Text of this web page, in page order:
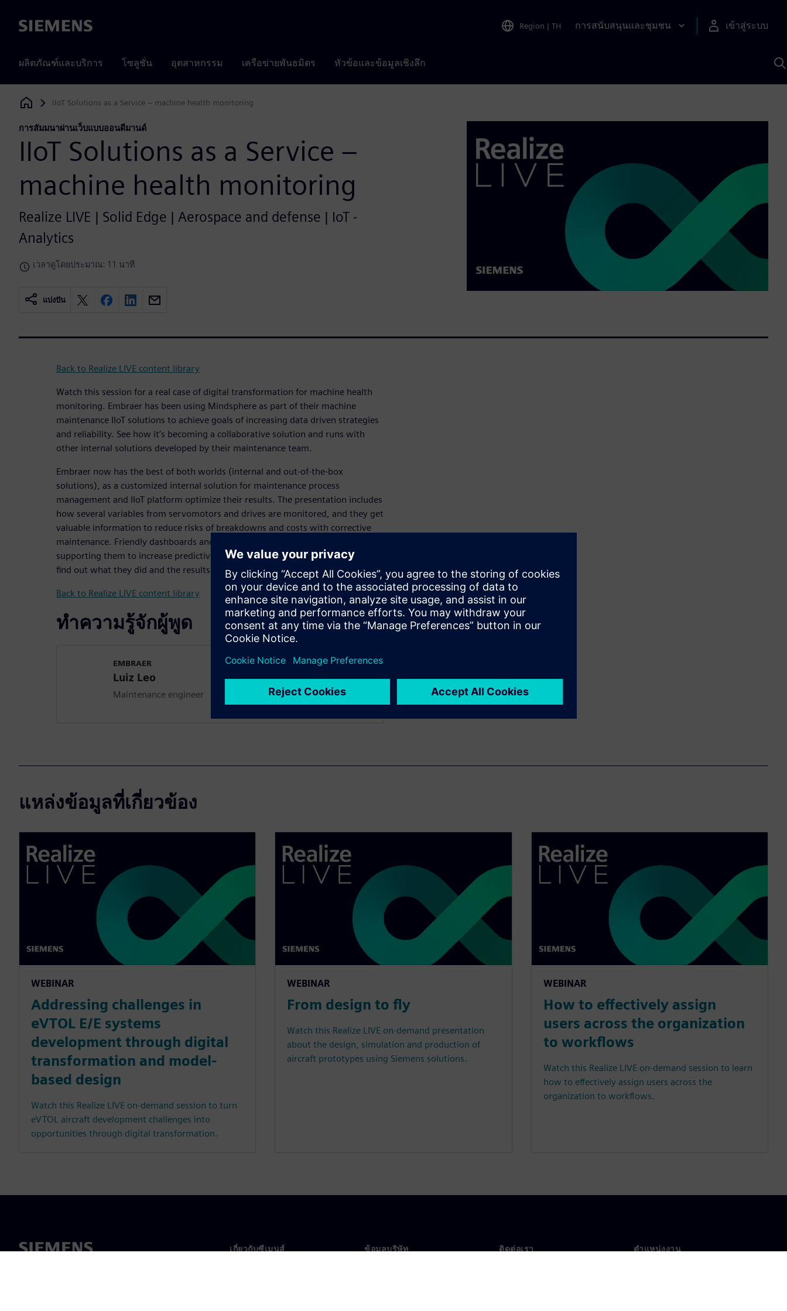
Siemens Region | TH การสนับสนุนและชุมชน เข้าสู่ระบบ
ผลิตภัณฑ์และบริการ โซลูชั่น อุตสาหกรรม เครือข่ายพันธมิตร หัวข้อและข้อมูลเชิงลึก
Siemens Digital Industries Software
IIoT Solutions as a Service – machine health monitoring
การสัมมนาผ่านเว็บแบบออนดีมานด์
IIoT Solutions as a Service –
machine health monitoring
Realize LIVE | Solid Edge | Aerospace and defense | IoT -
Analytics
เวลาดูโดยประมาณ: 11 นาที
แบ่งปัน
Back to Realize LIVE content library
Watch this session for a real case of digital transformation for machine health
monitoring. Embraer has been using Mindsphere as part of their machine
maintenance IIoT solutions to achieve goals of increasing data driven strategies
and reliability. See how it’s becoming a collaborative solution and runs with
other internal solutions developed by their maintenance team.
Embraer now has the best of both worlds (internal and out-of-the-box
solutions), as a customized internal solution for maintenance process
management and IIoT platform optimize their results. The presentation includes
how several variables from servomotors and drives are monitored, and they get
valuable information to reduce risks of breakdowns and costs with corrective
maintenance. Friendly dashboards and automatic notification rules are
supporting them to increase predictive and preventative actions. Watch now to
find out what they did and the results they achieved in detail.
Back to Realize LIVE content library
ทำความรู้จักผู้พูด
EMBRAER
Luiz Leo
Maintenance engineer
แหล่งข้อมูลที่เกี่ยวข้อง
WEBINAR
Addressing challenges in
eVTOL E/E systems
development through digital
transformation and model-
based design
Watch this Realize LIVE on-demand session to turn
eVTOL aircraft development challenges into
opportunities through digital transformation.
WEBINAR
From design to fly
Watch this Realize LIVE on-demand presentation
about the design, simulation and production of
aircraft prototypes using Siemens solutions.
WEBINAR
How to effectively assign
users across the organization
to workflows
Watch this Realize LIVE on-demand session to learn
how to effectively assign users across the
organization to workflows.
เกี่ยวกับซีเมนส์ ข้อมูลบริษัท ติดต่อเรา ตำแหน่งงาน